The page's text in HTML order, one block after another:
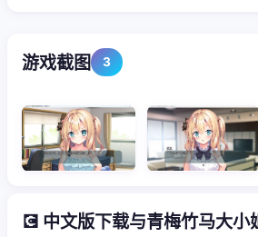
游戏截图 3
💽 中文版下载与青梅竹马大小